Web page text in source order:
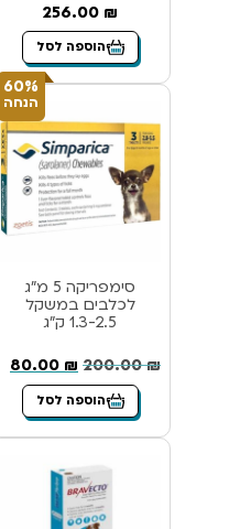
256.00 ₪
הוספה לסל
60%
הנחה
סימפריקה 5 מ”ג
לכלבים במשקל
1.3-2.5 ק”ג
200.00₪
80.00 ₪
הוספה לסל